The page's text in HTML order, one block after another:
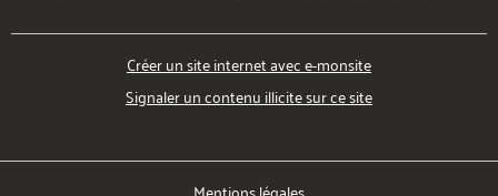
Créer un site internet avec e-monsite
Signaler un contenu illicite sur ce site